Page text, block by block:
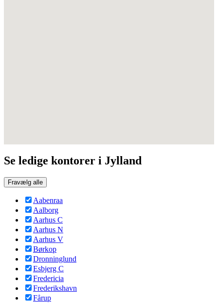
Se ledige kontorer i Jylland
Fravælg alle
Aabenraa
Aalborg
Aarhus C
Aarhus N
Aarhus V
Børkop
Dronninglund
Esbjerg C
Fredericia
Frederikshavn
Fårup